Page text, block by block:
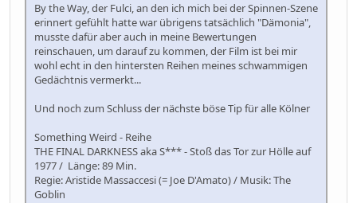
By the Way, der Fulci, an den ich mich bei der Spinnen-Szene
erinnert gefühlt hatte war übrigens tatsächlich "Dämonia",
musste dafür aber auch in meine Bewertungen
reinschauen, um darauf zu kommen, der Film ist bei mir
wohl echt in den hintersten Reihen meines schwammigen
Gedächtnis vermerkt...
Und noch zum Schluss der nächste böse Tip für alle Kölner
Something Weird - Reihe
THE FINAL DARKNESS aka S*** - Stoß das Tor zur Hölle auf
1977 / Länge: 89 Min.
Regie: Aristide Massaccesi (= Joe D'Amato) / Musik: The
Goblin